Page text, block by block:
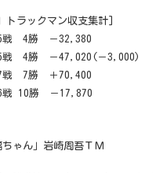
トラックマン収支集計]
戦 4勝 －32,380
－47,020(－3,000)
戦 7勝 ＋70,400
勝 －17,870
ゃん」岩崎周吾ＴＭ